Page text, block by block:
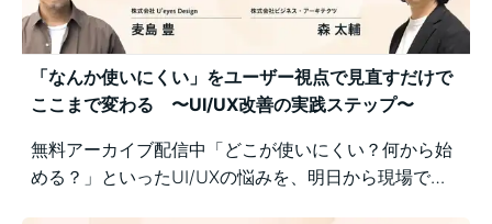
「なんか使いにくい」をユーザー視点で見直すだけで
ここまで変わる 〜UI/UX改善の実践ステップ〜
無料アーカイブ配信中「どこが使いにくい？何から始
める？」といったUI/UXの悩みを、明日から現場で実